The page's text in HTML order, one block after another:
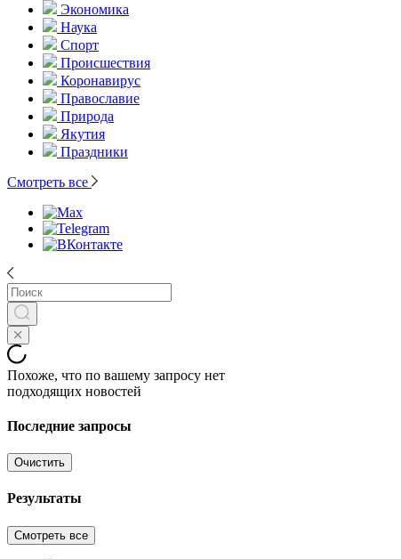
Экономика
Наука
Спорт
Происшествия
Коронавирус
Православие
Природа
Якутия
Праздники
Смотреть все
Похоже, что по вашему запросу нет
подходящих новостей
Последние запросы
Очистить
Результаты
Смотреть все